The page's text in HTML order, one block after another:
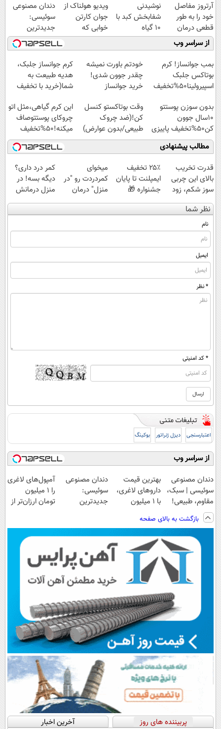
آرتروز مفاصل
خود را به طور
قطعی درمان
کنید!
◗پرسش‌نامه◖
نوشیدنی
شفابخش کبد با
10 گیاه
موثر(تخفیف تا
امشب)
ویدیو هولناک از
جوان کارتن
خوابی که
میلیاردر شد.
آموزش رایگان
دندان مصنوعی
سوئیسی:
جدیدترین
فناوری اروپا،
سبک و مقاوم |
پرداخت قسطی
از سراسر وب
بمب جوانساز! کرم
بوتاکس جلبک
اسپیرولینا50%تخفیف
خودتم باورت نمیشه
چقدر جوون شدی!
خرید جوانساز
ویژه
کرم جوانساز جلبک،
هدیه طبیعت به
شما(خرید با تخفیف
بدون سوزن پوستتو
10سال جوون
کن50%تخفیف پاییزی
وقت بوتاکستو کنسل
کن!(ضد چروک
طبیعی/بدون عوارض)
این کرم گیاهی،مثل اتو
چروکای پوستتوصاف
میکنه!50%تخفیف
مطالب پیشنهادی
قدرت تخریب
بالای این چربی
سوز شکم، زود
لاغرت میکنه با
60% تخفیف
۲۵٪ تخفیف
ایمپلنت تا پایان
جشنواره 🎁
میخوای
کمردردت رو "در
منزل" درمان
کنی؟ (◂فیلم +
◂پرسش‌نامه)
کمر درد داری؟
دیگه بسه! در
منزل درمانش
کن
(◀پرسش‌نامه)
نظر شما
نام
ایمیل
* نظر
* کد امنیتی
اعتبارسنجی دیزل ژنراتور بوکینگ
از سراسر وب
دندان مصنوعی
سوئیسی | سبک،
مقاوم، طبیعی!
ویزیت
رایگان+پرداخت
اقساطی😍
بهترین قیمت
داروهای لاغری،
با ۱ میلیون
از داروخانه‌
دندان مصنوعی
سوئیسی:
جدیدترین
پرداخت قسطی
آمپول‌های لاغری
را ۱ میلیون
تومان ارزان‌تر از
بازگشت به بالای صفحه
پربیننده های روز آخرین اخبار